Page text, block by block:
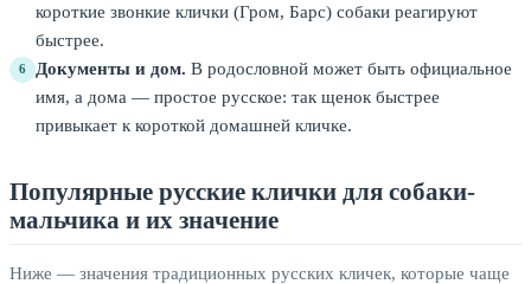
короткие звонкие клички (Гром, Барс) собаки реагируют
быстрее.
6 Документы и дом. В родословной может быть официальное
имя, а дома — простое русское: так щенок быстрее
привыкает к короткой домашней кличке.
Популярные русские клички для собаки-
мальчика и их значение
Ниже — значения традиционных русских кличек, которые чаще